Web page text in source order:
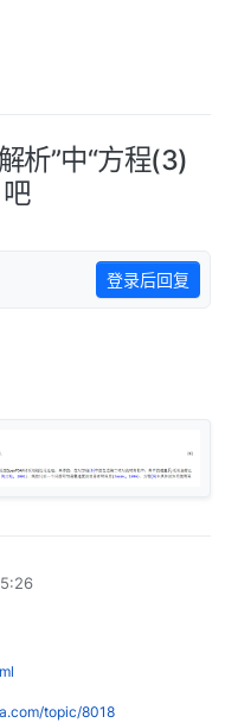
析”中“方程(3)
登录后回复
topic/8018